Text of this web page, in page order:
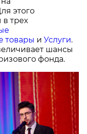
этого
трех
товары иУслуги.
шансы
фонда.